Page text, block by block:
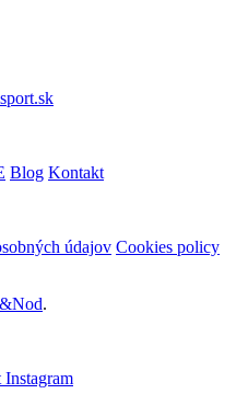
Blog Kontakt
údajov Cookies policy
.